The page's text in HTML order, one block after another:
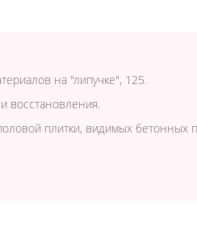
на "липучке", 125.
восстановления.
плитки, видимых бетонных